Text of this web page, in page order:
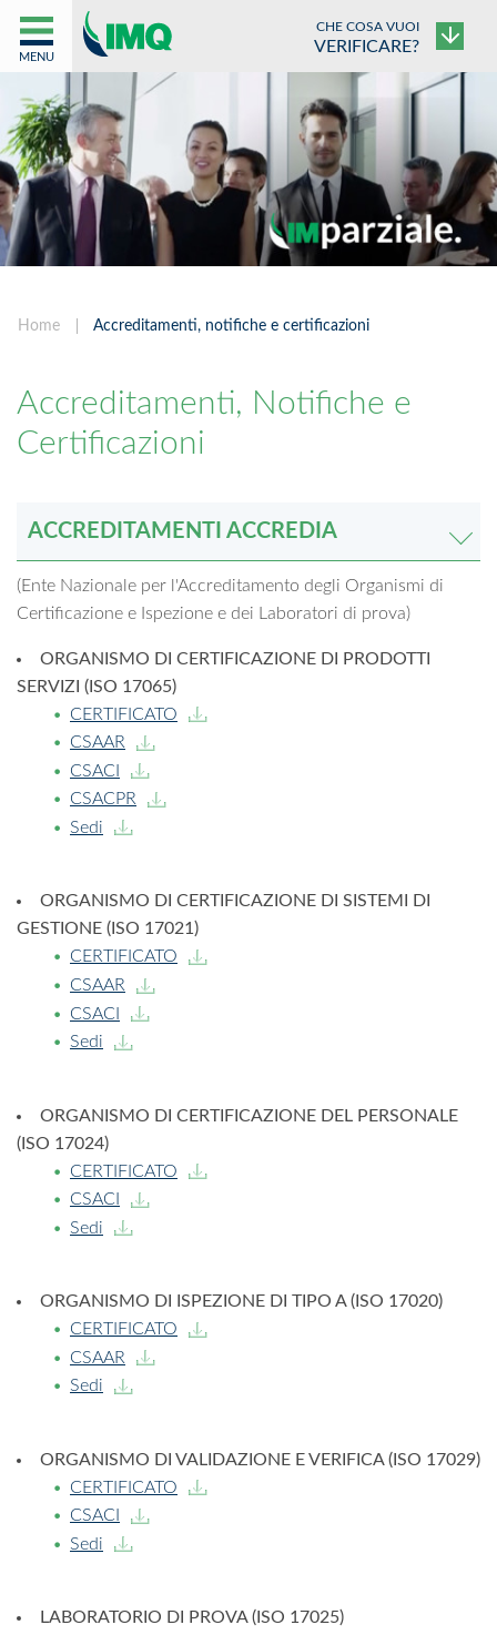
MENU
CHE COSA VUOI
VERIFICARE?
Home Accreditamenti, notifiche e certificazioni
Accreditamenti, Notifiche e
Certificazioni
ACCREDITAMENTI ACCREDIA
(Ente Nazionale per l'Accreditamento degli Organismi di
Certificazione e Ispezione e dei Laboratori di prova)
ORGANISMO DI CERTIFICAZIONE DI PRODOTTI
SERVIZI (ISO 17065)
CERTIFICATO
CSAAR
CSACI
CSACPR
Sedi
ORGANISMO DI CERTIFICAZIONE DI SISTEMI DI
GESTIONE (ISO 17021)
CERTIFICATO
CSAAR
CSACI
Sedi
ORGANISMO DI CERTIFICAZIONE DEL PERSONALE
(ISO 17024)
CERTIFICATO
CSACI
Sedi
ORGANISMO DI ISPEZIONE DI TIPO A (ISO 17020)
CERTIFICATO
CSAAR
Sedi
ORGANISMO DI VALIDAZIONE E VERIFICA (ISO 17029)
CERTIFICATO
CSACI
Sedi
LABORATORIO DI PROVA (ISO 17025)